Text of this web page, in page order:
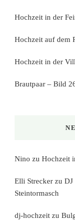
Hochzeit in der
Hochzeit auf dem
Hochzeit in der
Brautpaar – Bild
Nino zu Hochzeit
Elli Strecker zu DJ
Steintormasch
dj-hochzeit zu